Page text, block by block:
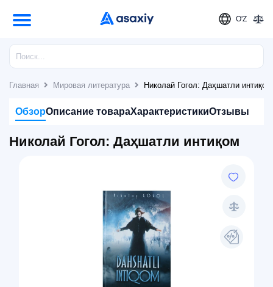
O'Z
Главная Мировая литература Николай Гогол: Даҳшатли интиқом
ОбзорОписание товараХарактеристикиОтзывы
Николай Гогол: Даҳшатли интиқом